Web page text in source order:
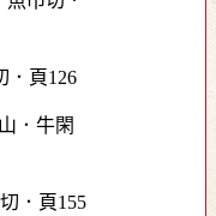
．頁126
．頁155